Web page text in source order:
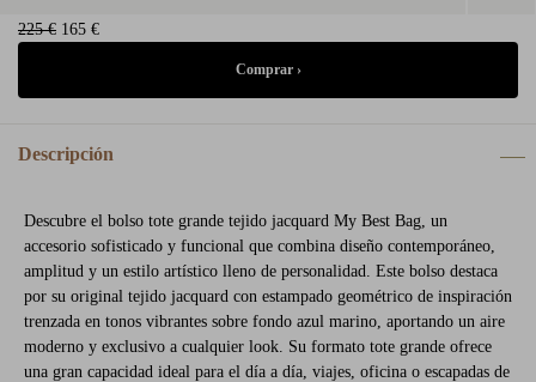
225 € 165 €
Descripción
Descubre el bolso tote grande tejido jacquard My Best Bag, un
accesorio sofisticado y funcional que combina diseño contemporáneo,
amplitud y un estilo artístico lleno de personalidad. Este bolso destaca
por su original tejido jacquard con estampado geométrico de inspiración
trenzada en tonos vibrantes sobre fondo azul marino, aportando un aire
moderno y exclusivo a cualquier look. Su formato tote grande ofrece
una gran capacidad ideal para el día a día, viajes, oficina o escapadas de